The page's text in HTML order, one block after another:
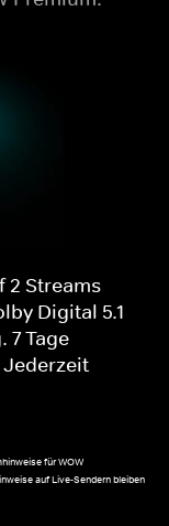
2 Streams
Digital 5.1
7 Tage
für WOW
auf Live-Sendern bleiben